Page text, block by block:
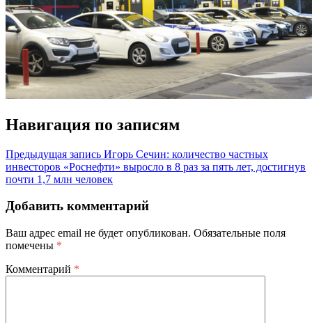
Навигация по записям
Предыдущая запись Игорь Сечин: количество частных
инвесторов «Роснефти» выросло в 8 раз за пять лет, достигнув
почти 1,7 млн человек
Добавить комментарий
Ваш адрес email не будет опубликован. Обязательные поля
помечены *
Комментарий *